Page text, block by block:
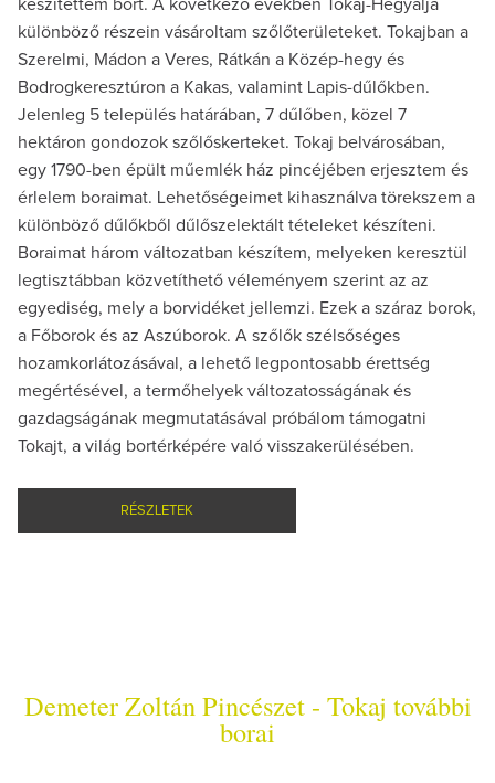
készítettem bort. A következő években Tokaj-Hegyalja
különböző részein vásároltam szőlőterületeket. Tokajban a
Szerelmi, Mádon a Veres, Rátkán a Közép-hegy és
Bodrogkeresztúron a Kakas, valamint Lapis-dűlőkben.
Jelenleg 5 település határában, 7 dűlőben, közel 7
hektáron gondozok szőlőskerteket. Tokaj belvárosában,
egy 1790-ben épült műemlék ház pincéjében erjesztem és
érlelem boraimat. Lehetőségeimet kihasználva törekszem a
különböző dűlőkből dűlőszelektált tételeket készíteni.
Boraimat három változatban készítem, melyeken keresztül
legtisztábban közvetíthető véleményem szerint az az
egyediség, mely a borvidéket jellemzi. Ezek a száraz borok,
a Főborok és az Aszúborok. A szőlők szélsőséges
hozamkorlátozásával, a lehető legpontosabb érettség
megértésével, a termőhelyek változatosságának és
gazdagságának megmutatásával próbálom támogatni
Tokajt, a világ bortérképére való visszakerülésében.
RÉSZLETEK
Demeter Zoltán Pincészet - Tokaj további
borai